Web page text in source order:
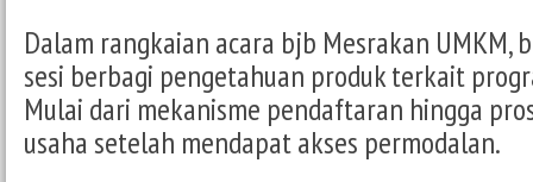
Dalam rangkaian acara bjb Mesrakan UMKM,
sesi berbagi pengetahuan produk terkait
Mulai dari mekanisme pendaftaran hingga
usaha setelah mendapat akses permodalan.